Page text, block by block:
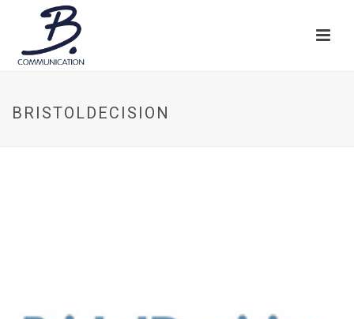
BRISTOLDECISION